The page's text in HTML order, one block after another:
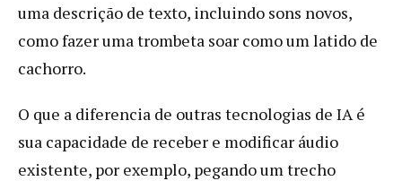
uma descrição de texto, incluindo sons novos,
como fazer uma trombeta soar como um latido de
cachorro.
O que a diferencia de outras tecnologias de IA é
sua capacidade de receber e modificar áudio
existente, por exemplo, pegando um trecho